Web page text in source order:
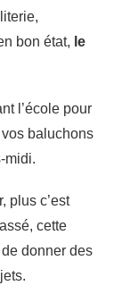
bon état, le
l’école pour
baluchons
midi.
plus c’est
cette
donner des